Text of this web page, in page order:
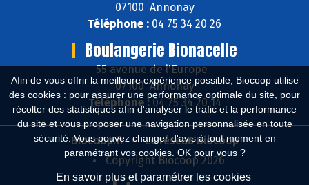
Afin de vous offrir la meilleure expérience possible, Biocoop utilise
des cookies : pour assurer une performance optimale du site, pour
récolter des statistiques afin d'analyser le trafic et la performance
du site et vous proposer une navigation personnalisée en toute
sécurité. Vous pouvez changer d'avis à tout moment en
paramétrant vos cookies. OK pour vous ?
En savoir plus et paramétrer les cookies
07100 Annonay
Téléphone : 04 75 34 20 26
Boulangerie Bionacelle
55 avenue de l'Europe
07100 Annonay
Téléphone :04 75 34 20 14
Biocoop.fr
Le réseau Biocoop
Copyright Biocoop 2026